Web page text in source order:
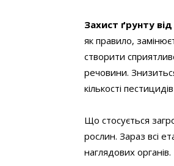
Захист ґрунту
як правило,
створити
речовини.
кількості
Що стосується
рослин. Зараз всі
наглядових органів.